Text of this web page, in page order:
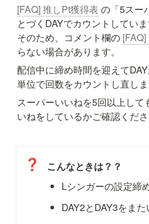
[FAQ] 推しPt獲得表 の「5スー
とづくDAYでカウントしていま
そのため、コメント欄の
配信中に締め時間を迎えて
単位で回数をカウントし直しま
スーパーいいねを5回以上し
いねをしているかご確認くださ
❓
こんなときは？？
Lシンガーの設定締
DAY2とDAY3をま